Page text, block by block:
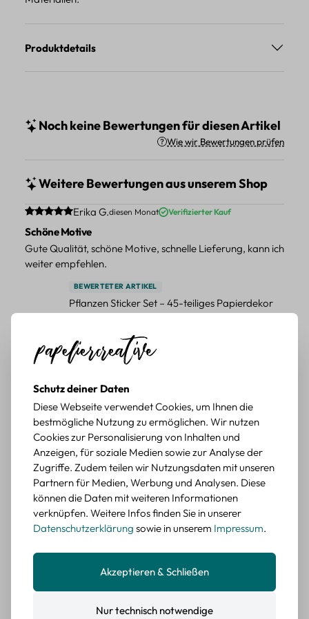
Produktdetails
Noch keine Bewertungen für diesen Artikel
Wie wir Bewertungen prüfen
Weitere Bewertungen aus unserem Shop
Durchschnittliche Bewertung von 5 von 5 Sternen
Erika G.diesen Monat Verifizierter Kauf
Schöne Motive
Gute Qualität, schöne Motive, schnelle Lieferung, kann ich
weiter empfehlen.
BEWERTETER ARTIKEL
Pflanzen Sticker Set – 45-teiliges Papierdekor
Durchschnittliche Bewertung von 5 von 5 Sternen
Erika G.diesen Monat
Tolle Motive, Briefmarken gehen zu vielen Projekten,
würde sie wieder kaufen.
BEWERTETER ARTIKEL
Retro Briefmarken Sticker Set – 45 Papier-
Sticker mit Wald- und Tiermotiven
Durchschnittliche Bewertung von 5 von 5 Sternen
Erika G.diesen Monat Verifizierter Kauf
Schöne Motive
Die Sticker passen gut zu meinen Büchern, würde sie
Retro Blumen Sticker Set – 45 Stück mit 15
verschiedene Motive
Farbe: F
Schutz deiner Daten
Diese Webseite verwendet Cookies, um Ihnen die
bestmögliche Nutzung zu ermöglichen. Wir nutzen
Cookies zur Personalisierung von Inhalten und
Anzeigen, für soziale Medien sowie zur Analyse der
Zugriffe. Zudem teilen wir Nutzungsdaten mit unseren
Partnern für Medien, Werbung und Analysen. Diese
können die Daten mit weiteren Informationen
verknüpfen. Weitere Infos finden Sie in unserer
Datenschutzerklärung sowie in unserem Impressum.
Nur technisch notwendige
Akzeptieren & Schließen